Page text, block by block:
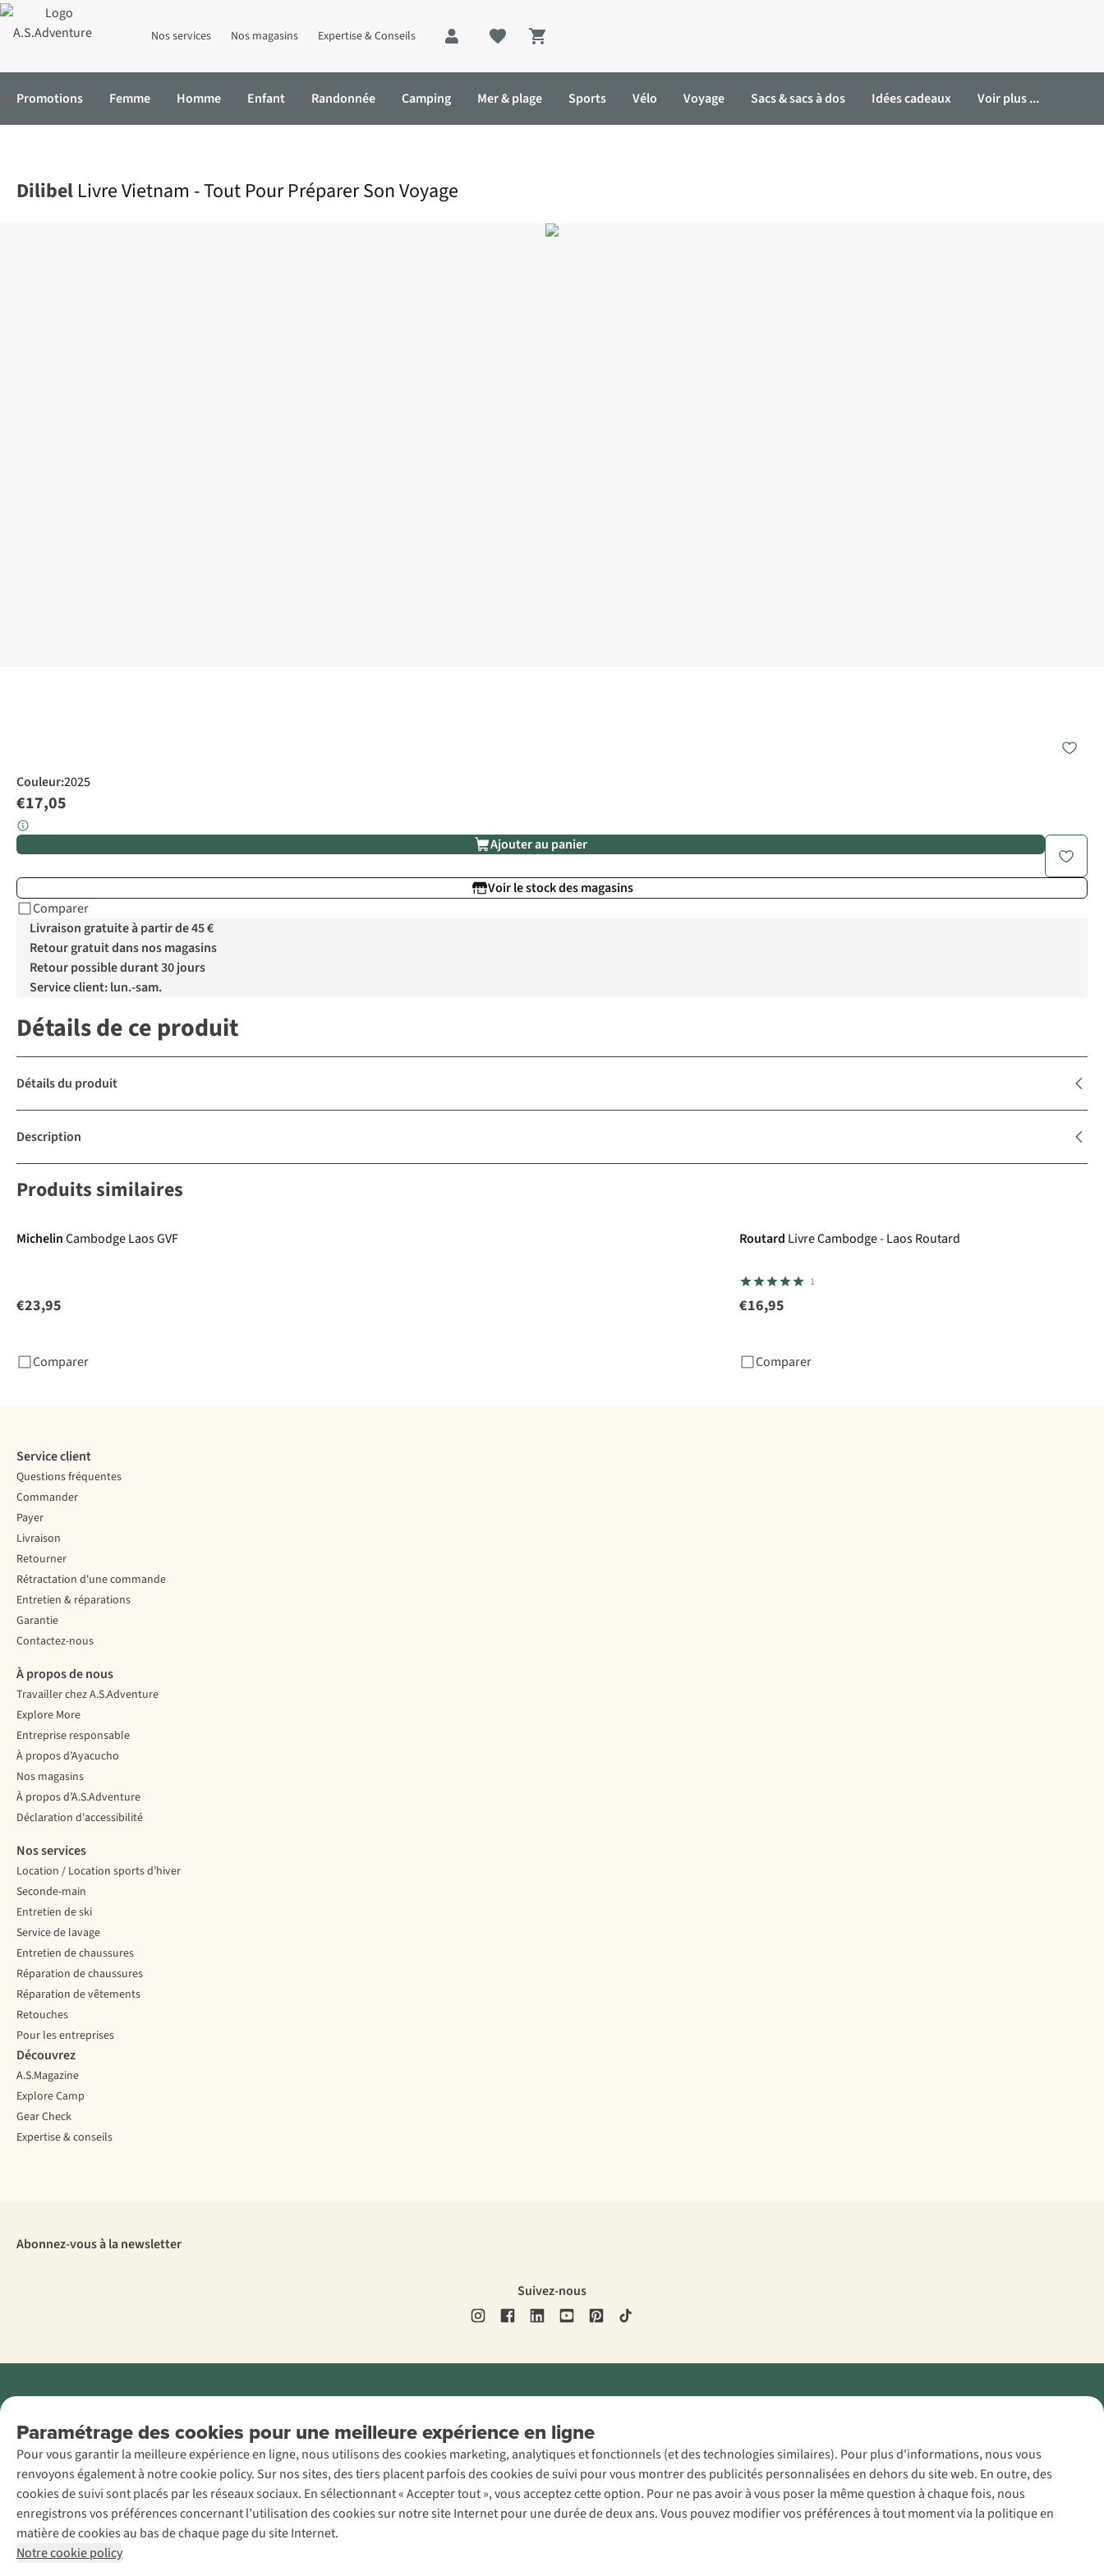
Nos services Nos magasins Expertise & Conseils
Shopping cart
Promotions Femme Homme Enfant Randonnée Camping Mer & plage Sports Vélo Voyage Sacs & sacs à dos Idées cadeaux Voir plus ...
Dilibel Livre Vietnam - Tout Pour Préparer Son Voyage
Couleur:2025
€17,05
Ajouter au panier
Voir le stock des magasins
Comparer
Livraison gratuite à partir de 45 €
Retour gratuit dans nos magasins
Retour possible durant 30 jours
Service client: lun.-sam.
Détails de ce produit
Détails du produit
Description
Produits similaires
MichelinCambodge Laos GVF
€23,95
Comparer
Routard Livre Cambodge - Laos Routard
1
€16,95
Comparer
Paramétrage des cookies pour une meilleure expérience en ligne
Pour vous garantir la meilleure expérience en ligne, nous utilisons des cookies marketing, analytiques et fonctionnels (et des technologies similaires). Pour plus d'informations, nous vous
renvoyons également à notre cookie policy. Sur nos sites, des tiers placent parfois des cookies de suivi pour vous montrer des publicités personnalisées en dehors du site web. En outre, des
cookies de suivi sont placés par les réseaux sociaux. En sélectionnant « Accepter tout », vous acceptez cette option. Pour ne pas avoir à vous poser la même question à chaque fois, nous
enregistrons vos préférences concernant l’utilisation des cookies sur notre site Internet pour une durée de deux ans. Vous pouvez modifier vos préférences à tout moment via la politique en
matière de cookies au bas de chaque page du site Internet.
Notre cookie policy
Service client
Questions fréquentes
Commander
Payer
Livraison
Retourner
Rétractation d'une commande
Entretien & réparations
Garantie
Contactez-nous
À propos de nous
Travailler chez A.S.Adventure
Explore More
Entreprise responsable
À propos d’Ayacucho
Nos magasins
À propos d’A.S.Adventure
Déclaration d'accessibilité
Nos services
Location / Location sports d’hiver
Seconde-main
Entretien de ski
Service de lavage
Entretien de chaussures
Réparation de chaussures
Réparation de vêtements
Retouches
Pour les entreprises
Découvrez
A.S.Magazine
Explore Camp
Gear Check
Expertise & conseils
Abonnez-vous à la newsletter
Suivez-nous
AS Adventure
France SAS,
Rue du Vieux
Faubourg 14, F-
59000 Lille
+32 (0)3 828
30 15